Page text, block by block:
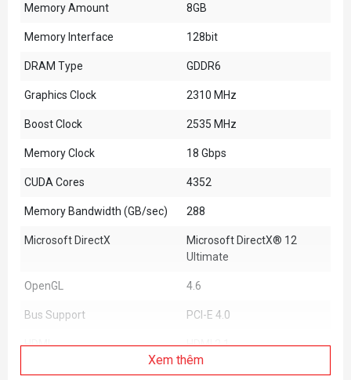
Memory Amount 8GB
Memory Interface 128bit
DRAM Type GDDR6
Graphics Clock 2310 MHz
Boost Clock 2535 MHz
Memory Clock 18 Gbps
CUDA Cores 4352
Memory Bandwidth (GB/sec) 288
Microsoft DirectX
Microsoft DirectX® 12
Ultimate
OpenGL 4.6
Bus Support PCI-E 4.0
HDMI HDMI 2.1
DisplayPort DP1.4a x 3
Xem thêm